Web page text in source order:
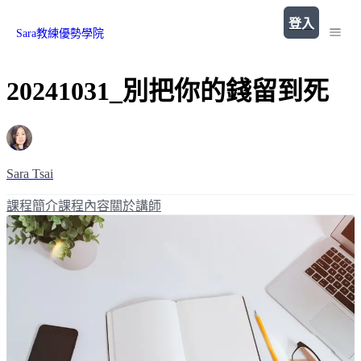
Sara教練優勢學院
登入
20241031_別把你的錢留到死
Sara Tsai
課程簡介課程內容關於講師